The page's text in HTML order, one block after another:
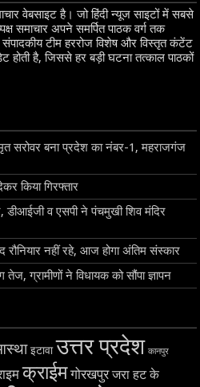
वेबसाइट है। जो हिंदी न्यूज साइटों में सबसे
समाचार अपने समर्पित पाठक वर्ग तक
टीम हररोज विशेष और विस्तृत कंटेंट
होती है, जिससे हर बड़ी घटना तत्काल पाठकों
सरोवर बना प्रदेश का नंबर-1, महराजगंज
किया गिरफ्तार
व एसपी ने पंचमुखी शिव मंदिर
रौनियार नहीं रहे, आज होगा अंतिम संस्कार
ग्रामीणों ने विधायक को सौंपा ज्ञापन
इटावा उत्तर प्रदेश कानपुर
क्राईम गोरखपुर जरा हट के